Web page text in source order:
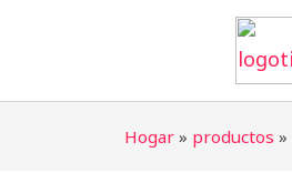
Hogar » productos »